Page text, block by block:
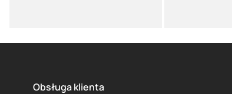
Obsługa klienta